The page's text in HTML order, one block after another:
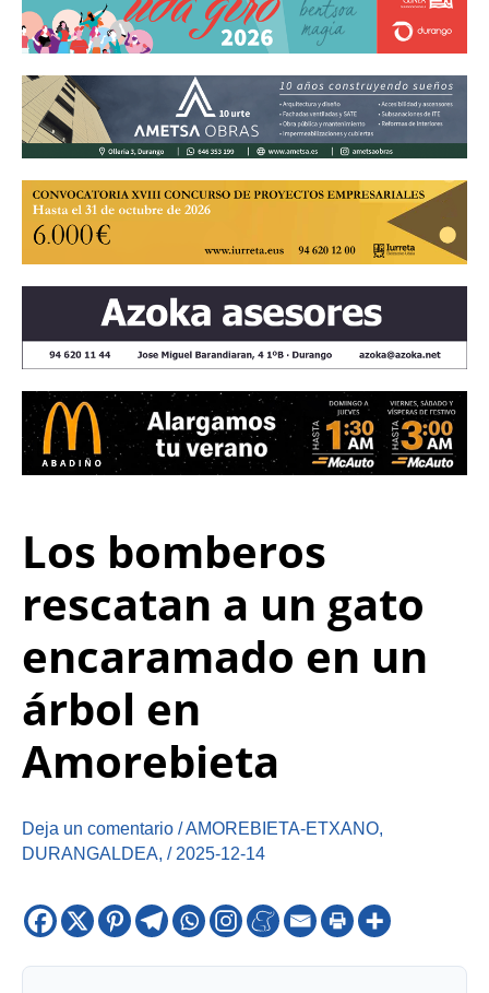
Los bomberos
rescatan a un gato
encaramado en un
árbol en
Amorebieta
Deja un comentario /AMOREBIETA-ETXANO,
DURANGALDEA, / 2025-12-14